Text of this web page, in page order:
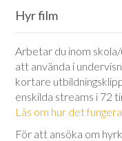
Hyr film
Arbetar du inom
att använda i
kortare
enskilda streams i 72
Läs om hur det
För att ansöka om